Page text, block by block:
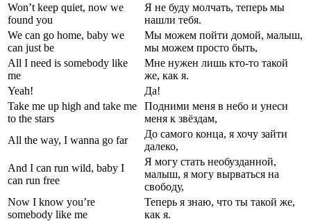
Won’t keep quiet, now we
found you
Я не буду молчать, теперь мы
нашли тебя.
We can go home, baby we
can just be
Мы можем пойти домой, малыш,
мы можем просто быть,
All I need is somebody like
me
Мне нужен лишь кто-то такой
же, как я.
Yeah!
Да!
Take me up high and take me
to the stars
Подними меня в небо и унеси
меня к звёздам,
All the way, I wanna go far
До самого конца, я хочу зайти
далеко,
And I can run wild, baby I
can run free
Я могу стать необузданной,
малыш, я могу вырваться на
свободу,
Now I know you’re
somebody like me
Теперь я знаю, что ты такой же,
как я.